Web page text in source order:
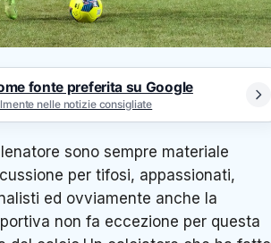
fonte preferita su Google
nelle notizie consigliate
sono sempre materiale
per tifosi, appassionati,
ed ovviamente anche la
non fa eccezione per questa